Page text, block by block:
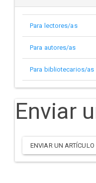
Para lectores/as
Para autores/as
Para bibliotecarios/as
Enviar
ENVIAR UN ARTÍCULO